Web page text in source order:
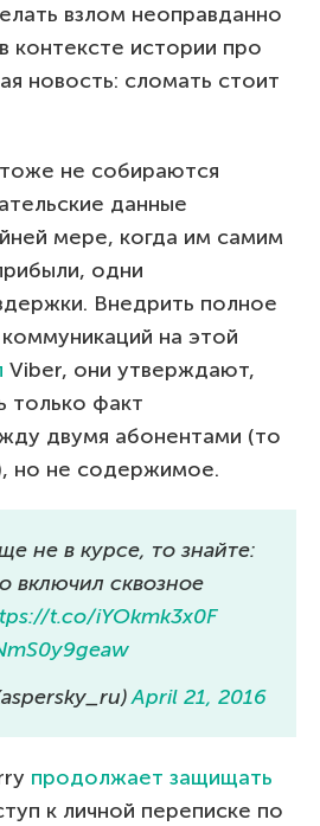
взлом неоправданно
контексте истории про
новость: сломать стоит
не собираются
данные
мере, когда им самим
одни
Внедрить полное
на этой
Viber, они утверждают,
только факт
двумя абонентами (то
но не содержимое.
не в курсе, то знайте:
включил сквозное
t.co/iYOkmk3x0F
April 21, 2016
продолжает защищать
к личной переписке по